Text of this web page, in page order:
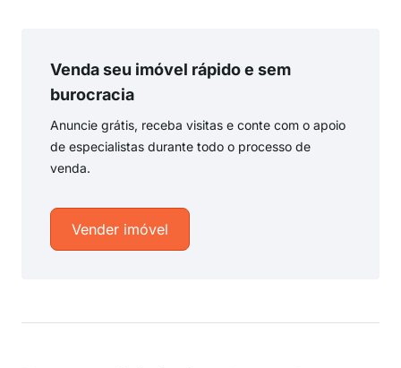
Venda seu imóvel rápido e sem
burocracia
Anuncie grátis, receba visitas e conte com o apoio
de especialistas durante todo o processo de
venda.
Vender imóvel